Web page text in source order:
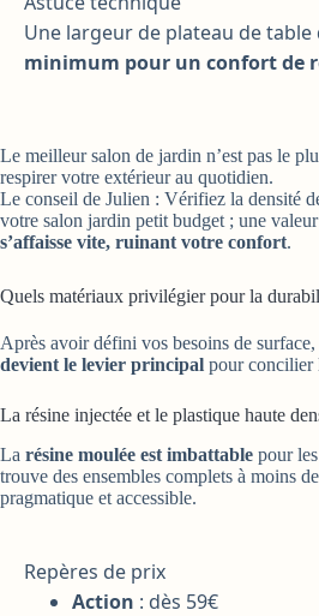
Une largeur de plateau de table
minimum pour un confort de
Le meilleur salon de jardin n’est pas le
respirer votre extérieur au quotidien.
Le conseil de Julien : Vérifiez la densité
votre salon jardin petit budget ; une
s’affaisse vite, ruinant votre confort.
Quels matériaux privilégier pour la
Après avoir défini vos besoins de surface,
devient le levier principal pour concilier
La résine injectée et le plastique haute
La résine moulée est imbattable pour
trouve des ensembles complets à moins
pragmatique et accessible.
Repères de prix
Action : dès 59€